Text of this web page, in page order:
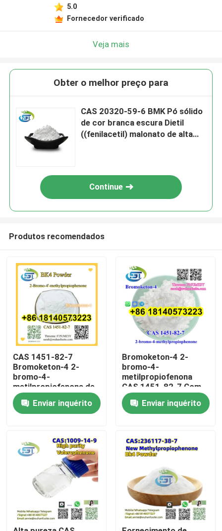
Produtos
Sobre nós
5.0
Fornecedor verificado
Veja mais
Obter o melhor preço para
CAS 20320-59-6 BMK Pó sólido
de cor branca escura Dietil
((fenilacetil) malonato de alta
Continue
Produtos recomendados
CAS 1451-82-7
Bromoketon-4 2-
bromo-4-
metilpropiofenona de
elevada pureza
Enviar inquérito
Bromoketon-4 2-
bromo-4-
metilpropiofenona
CAS 1451-82-7 Com
elevada pureza
Enviar inquérito